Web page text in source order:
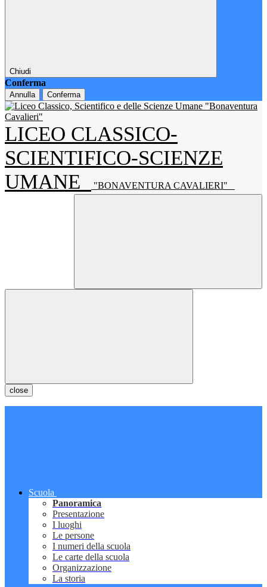
Chiudi
Conferma
Annulla Conferma
LICEO CLASSICO-
SCIENTIFICO-SCIENZE
UMANE
"BONAVENTURA CAVALIERI"
close
Scuola
Panoramica
Presentazione
I luoghi
Le persone
I numeri della scuola
Le carte della scuola
Organizzazione
La storia